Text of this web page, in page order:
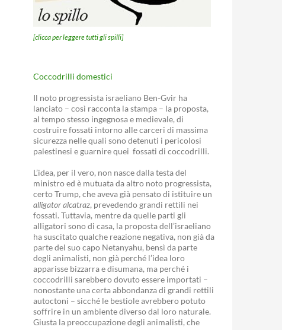
[clicca per leggere tutti gli spilli]
Coccodrilli domestici
Il noto progressista israeliano Ben-Gvir ha
lanciato – così racconta la stampa – la proposta,
al tempo stesso ingegnosa e medievale, di
costruire fossati intorno alle carceri di massima
sicurezza nelle quali sono detenuti i pericolosi
palestinesi e guarnire quei fossati di coccodrilli.
L’idea, per il vero, non nasce dalla testa del
ministro ed è mutuata da altro noto progressista,
certo Trump, che aveva già pensato di istituire un
alligator alcatraz, prevedendo grandi rettili nei
fossati. Tuttavia, mentre da quelle parti gli
alligatori sono di casa, la proposta dell’israeliano
ha suscitato qualche reazione negativa, non già da
parte del suo capo Netanyahu, bensì da parte
degli animalisti, non già perché l’idea loro
apparisse bizzarra e disumana, ma perché i
coccodrilli sarebbero dovuto essere importati –
nonostante una certa abbondanza di grandi rettili
autoctoni – sicché le bestiole avrebbero potuto
soffrire in un ambiente diverso dal loro naturale.
Giusta la preoccupazione degli animalisti, che